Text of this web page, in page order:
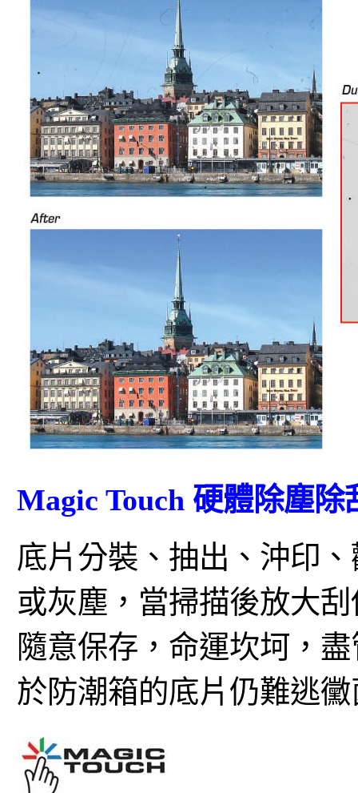
Magic Touch 硬體除塵除
底片分裝、抽出、沖印
或灰塵，當掃描後放大
隨意保存，命運坎坷，
於防潮箱的底片仍難逃